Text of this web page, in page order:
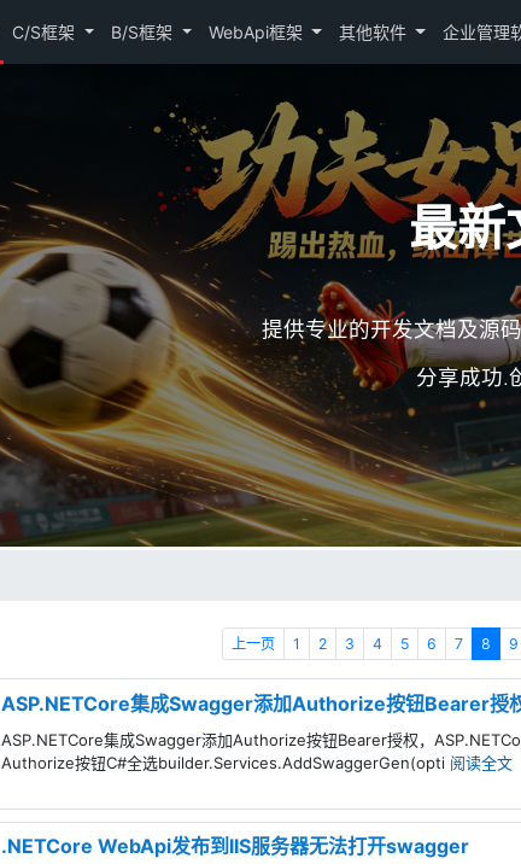
C/S框架 B/S框架 WebApi框架 其他软件 企业管理
最新
提供专业的开发文档及源
分享成功.
上一页 1 2 3 4 5 6 7 8 9
ASP.NETCore集成Swagger添加Authorize按钮Bearer授
ASP.NETCore集成Swagger添加Authorize按钮Bearer授权，
Authorize按钮C#全选builder.Services.AddSwaggerGen(opti 阅读全文
.NETCore WebApi发布到IIS服务器无法打开swagger